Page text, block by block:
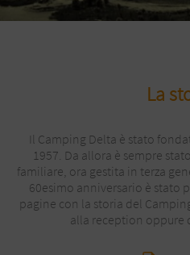
La
Il Camping Delta è stato
1957. Da allora è sempre
familiare, ora gestita in terza
60esimo anniversario è stato
pagine con la storia del
alla reception oppure